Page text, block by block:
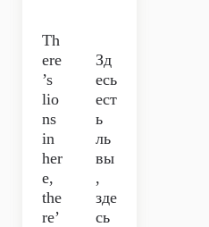
Th
ere
’s
lio
ns
in
her
e,
the
re’
Зд
есь
ест
ь
ль
вы
,
зде
сь